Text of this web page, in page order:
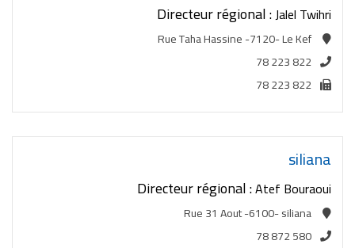
Directeur régional :Jalel Twihri
Rue Taha Hassine -7120- Le Kef
78 223 822
78 223 822
siliana
Directeur régional :Atef Bouraoui
Rue 31 Aout -6100- siliana
78 872 580